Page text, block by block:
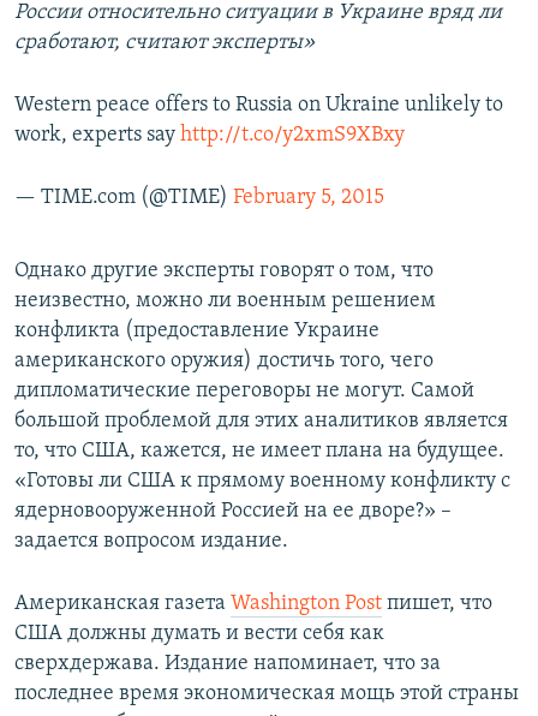
России относительно ситуации в Украине вряд ли
сработают, считают эксперты»
Western peace offers to Russia on Ukraine unlikely to
work, experts say http://t.co/y2xmS9XBxy
— TIME.com (@TIME) February 5, 2015
Однако другие эксперты говорят о том, что
неизвестно, можно ли военным решением
конфликта (предоставление Украине
американского оружия) достичь того, чего
дипломатические переговоры не могут. Самой
большой проблемой для этих аналитиков является
то, что США, кажется, не имеет плана на будущее.
«Готовы ли США к прямому военному конфликту с
ядерновооруженной Россией на ее дворе?» –
задается вопросом издание.
Американская газета Washington Post пишет, что
США должны думать и вести себя как
сверхдержава. Издание напоминает, что за
последнее время экономическая мощь этой страны